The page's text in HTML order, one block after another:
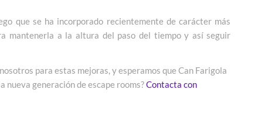
que se ha incorporado recientemente de carácter más
mantenerla a la altura del paso del tiempo y así seguir
para estas mejoras, y esperamos que Can Farigola
nueva generación de escape rooms?Contacta con